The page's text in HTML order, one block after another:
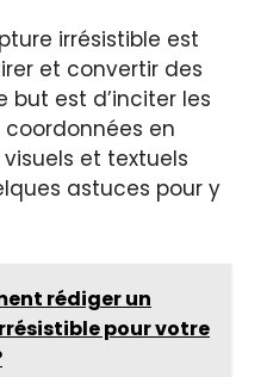
irrésistible est
et convertir des
but est d’inciter les
en
et textuels
astuces pour y
rédiger un
pour votre